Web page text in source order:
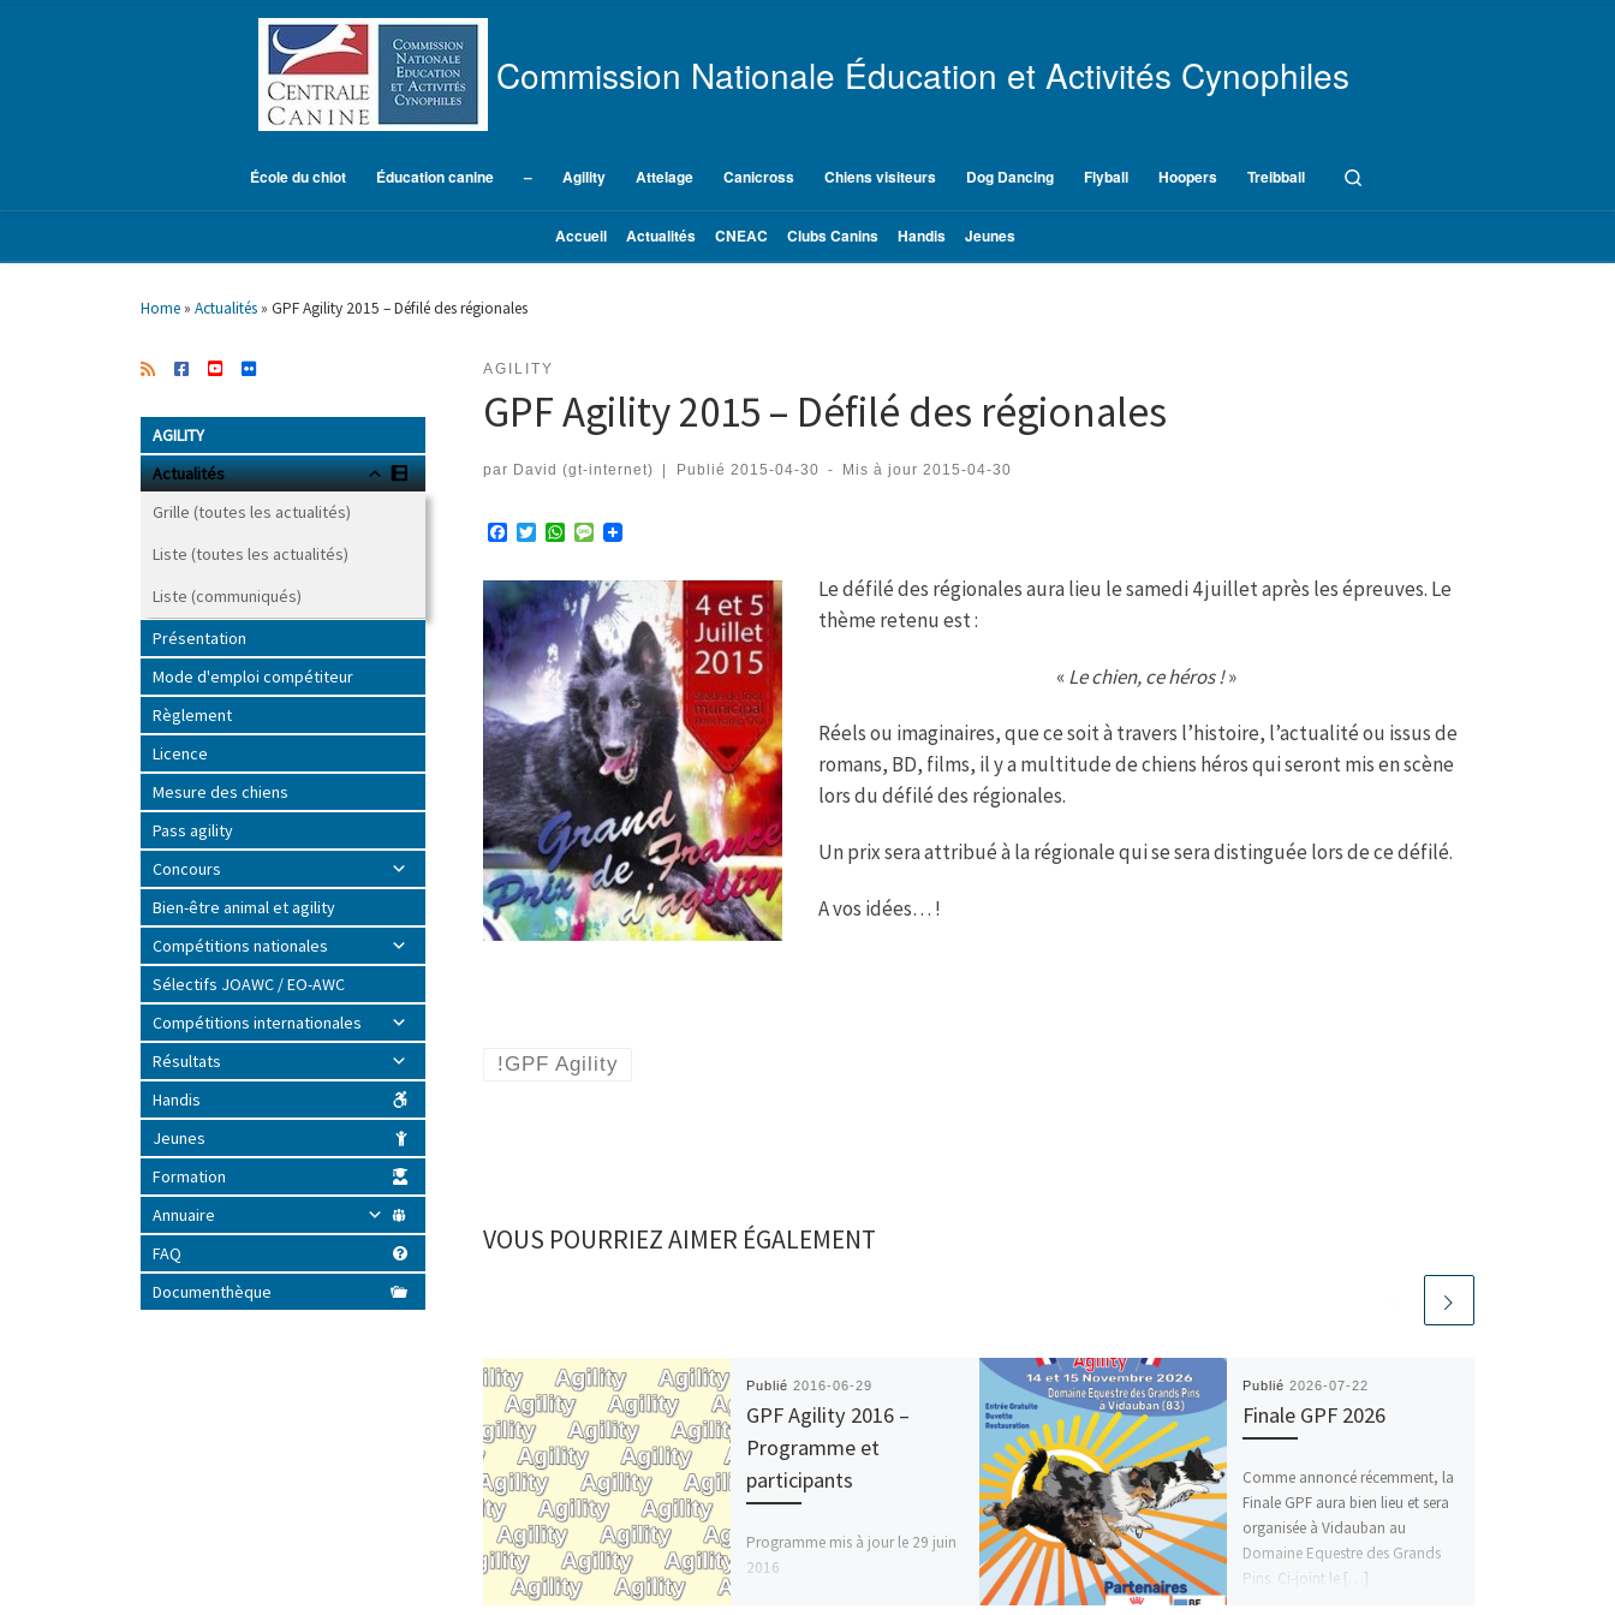
Accueil Actualités CNEAC Clubs Canins Handis Jeunes
Commission Nationale Éducation et Activités Cynophiles
École du chiot Éducation canine – Agility Attelage Canicross Chiens visiteurs Dog Dancing Flyball Hoopers Treibball
Home » Actualités » GPF Agility 2015 – Défilé des régionales
AGILITY
GPF Agility 2015 – Défilé des régionales
par David (gt-internet) Publié 2015-04-30 - Mis à jour 2015-04-30
b
o
o
k
T
t
t
e
r
W
t
s
A
p
p
M
s
a
g
e
Le défilé des régionales aura lieu le samedi 4 juillet après les épreuves. Le
thème retenu est :
«Le chien, ce héros !»
Réels ou imaginaires, que ce soit à travers l’histoire, l’actualité ou issus de
romans, BD, films, il y a multitude de chiens héros qui seront mis en scène
lors du défilé des régionales.
Un prix sera attribué à la régionale qui se sera distinguée lors de ce défilé.
A vos idées… !
!GPF Agility
VOUS POURRIEZ AIMER ÉGALEMENT
Publié2016-06-29
GPF Agility 2016 –
Programme et
participants
Programme mis à jour le 29 juin
2016
Publié 2026-07-22
Finale GPF 2026
Comme annoncé récemment, la
Finale GPF aura bien lieu et sera
organisée à Vidauban au
Domaine Equestre des Grands
Pins. Ci-joint le […]
AGILITY
Actualités
Grille (toutes les actualités)
Liste (toutes les actualités)
Liste (communiqués)
Présentation
Mode d'emploi compétiteur
Règlement
Licence
Mesure des chiens
Pass agility
Concours
Bien-être animal et agility
Compétitions nationales
Sélectifs JOAWC / EO-AWC
Compétitions internationales
Résultats
Handis
Jeunes
Formation
Annuaire
FAQ
Documenthèque